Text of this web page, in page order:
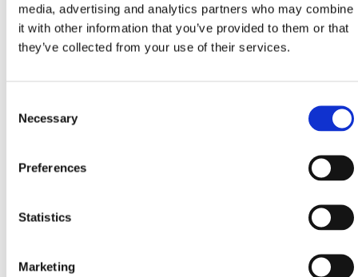
media, advertising and analytics partners who may combine
it with other information that you’ve provided to them or that
they’ve collected from your use of their services.
Selection
Necessary
Preferences
Statistics
Marketing
Pet friendly hoteli na Rivijeri Crikvenici - popis
AKTIVNOSTI
Monty’s Dog Beach & Bar Crikvenica